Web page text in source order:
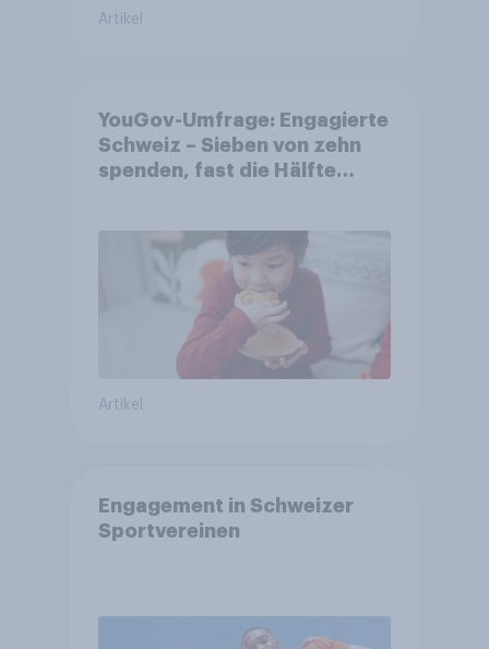
Artikel
YouGov-Umfrage: Engagierte
Schweiz – Sieben von zehn
spenden, fast die Hälfte
Artikel
Engagement in Schweizer
Sportvereinen